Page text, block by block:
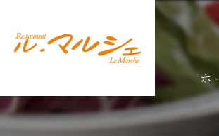
ホ